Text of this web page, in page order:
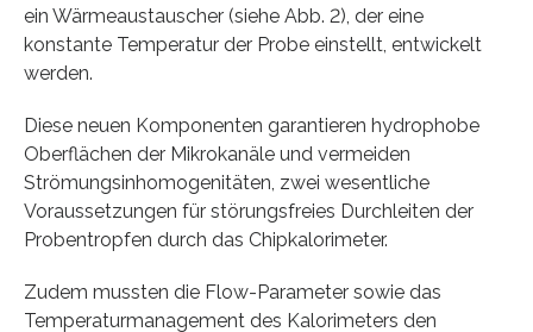
ein Wärmeaustauscher (siehe Abb. 2), der eine
konstante Temperatur der Probe einstellt, entwickelt
werden.
Diese neuen Komponenten garantieren hydrophobe
Oberflächen der Mikrokanäle und vermeiden
Strömungsinhomogenitäten, zwei wesentliche
Voraussetzungen für störungsfreies Durchleiten der
Probentropfen durch das Chipkalorimeter.
Zudem mussten die Flow-Parameter sowie das
Temperaturmanagement des Kalorimeters den